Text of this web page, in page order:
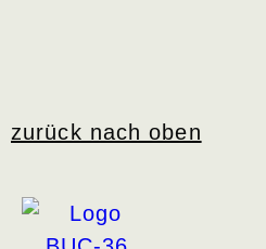
zurück nach oben